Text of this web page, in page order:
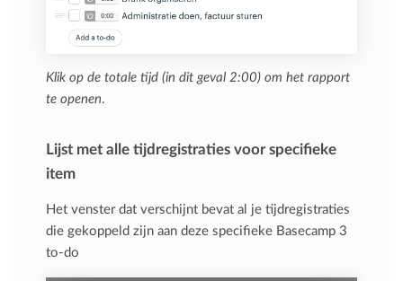
Klik op de totale tijd (in dit geval 2:00) om het rapport
te openen.
Lijst met alle tijdregistraties voor specifieke
item
Het venster dat verschijnt bevat al je tijdregistraties
die gekoppeld zijn aan deze specifieke Basecamp 3
to-do